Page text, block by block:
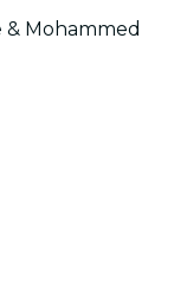
Mohammed